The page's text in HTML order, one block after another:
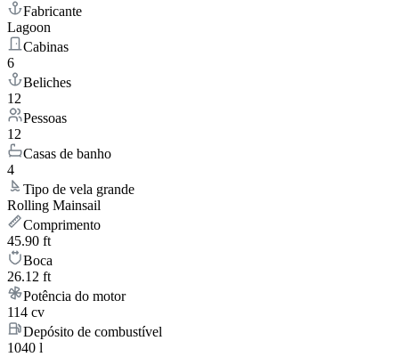
Fabricante
Lagoon
Cabinas
6
Beliches
12
Pessoas
12
Casas de banho
4
Tipo de vela grande
Rolling Mainsail
Comprimento
45.90 ft
Boca
26.12 ft
Potência do motor
114 cv
Depósito de combustível
1040 l